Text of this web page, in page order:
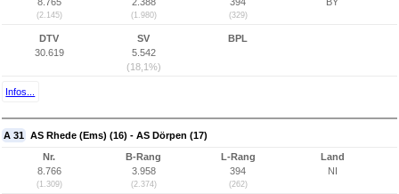
(2.145) (1.980) (329)
DTV
30.619
SV
5.542
(18,1%)
BPL
Infos...
A 31 AS Rhede (Ems) (16) - AS Dörpen (17)
Nr.
8.766
(1.309)
B-Rang
3.958
(2.374)
L-Rang
394
(262)
Land
NI